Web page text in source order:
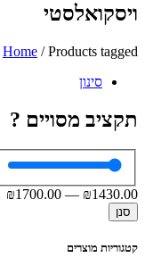
ויסקואלסטי
Home / Products tagged “ויסקואלסטי”
סינון
תקציב מסויים ?
₪1430.00
—
₪1700.00
סנן
קטגוריות מוצרים